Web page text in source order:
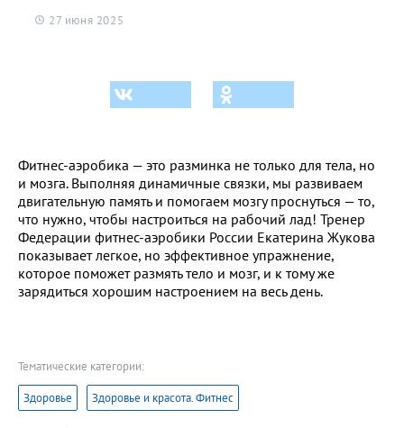
27 июня 2025
Фитнес-аэробика — это разминка не только для тела, но
и мозга. Выполняя динамичные связки, мы развиваем
двигательную память и помогаем мозгу проснуться — то,
что нужно, чтобы настроиться на рабочий лад! Тренер
Федерации фитнес-аэробики России Екатерина Жукова
показывает легкое, но эффективное упражнение,
которое поможет размять тело и мозг, и к тому же
зарядиться хорошим настроением на весь день.
Тематические категории:
Здоровье Здоровье и красота. Фитнес